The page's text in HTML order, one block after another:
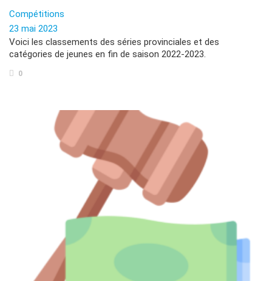
Compétitions
23 mai 2023
Voici les classements des séries provinciales et des
catégories de jeunes en fin de saison 2022-2023.
0